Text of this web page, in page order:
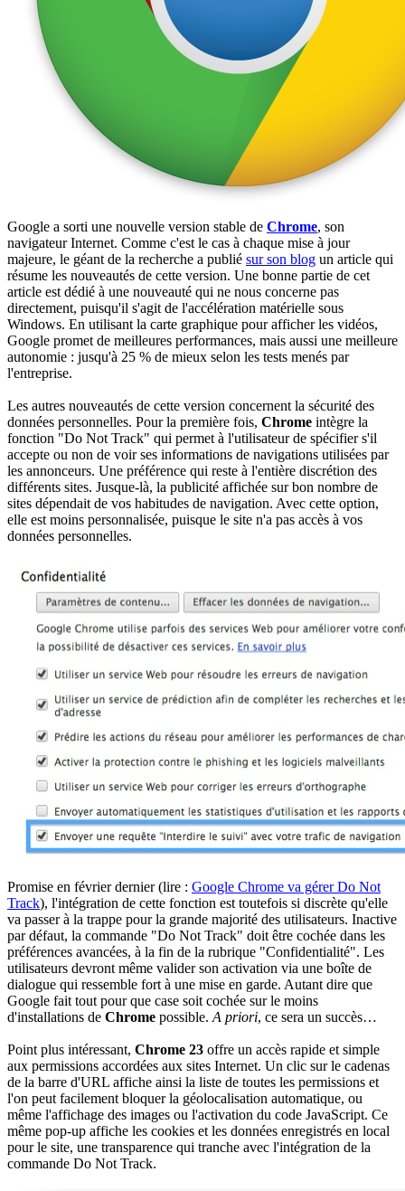
Google a sorti une nouvelle version stable de Chrome, son
navigateur Internet. Comme c'est le cas à chaque mise à jour
majeure, le géant de la recherche a publié sur son blog un article qui
résume les nouveautés de cette version. Une bonne partie de cet
article est dédié à une nouveauté qui ne nous concerne pas
directement, puisqu'il s'agit de l'accélération matérielle sous
Windows. En utilisant la carte graphique pour afficher les vidéos,
Google promet de meilleures performances, mais aussi une meilleure
autonomie : jusqu'à 25 % de mieux selon les tests menés par
l'entreprise.
Les autres nouveautés de cette version concernent la sécurité des
données personnelles. Pour la première fois, Chrome intègre la
fonction "Do Not Track" qui permet à l'utilisateur de spécifier s'il
accepte ou non de voir ses informations de navigations utilisées par
les annonceurs. Une préférence qui reste à l'entière discrétion des
différents sites. Jusque-là, la publicité affichée sur bon nombre de
sites dépendait de vos habitudes de navigation. Avec cette option,
elle est moins personnalisée, puisque le site n'a pas accès à vos
données personnelles.
Promise en février dernier (lire : Google Chrome va gérer Do Not
Track), l'intégration de cette fonction est toutefois si discrète qu'elle
va passer à la trappe pour la grande majorité des utilisateurs. Inactive
par défaut, la commande "Do Not Track" doit être cochée dans les
préférences avancées, à la fin de la rubrique "Confidentialité". Les
utilisateurs devront même valider son activation via une boîte de
dialogue qui ressemble fort à une mise en garde. Autant dire que
Google fait tout pour que case soit cochée sur le moins
d'installations de Chrome possible. A priori, ce sera un succès…
Point plus intéressant, Chrome 23 offre un accès rapide et simple
aux permissions accordées aux sites Internet. Un clic sur le cadenas
de la barre d'URL affiche ainsi la liste de toutes les permissions et
l'on peut facilement bloquer la géolocalisation automatique, ou
même l'affichage des images ou l'activation du code JavaScript. Ce
même pop-up affiche les cookies et les données enregistrés en local
pour le site, une transparence qui tranche avec l'intégration de la
commande Do Not Track.